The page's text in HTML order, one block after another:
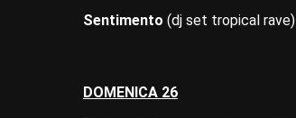
Sentimento (dj set tropical rave)
DOMENICA 26